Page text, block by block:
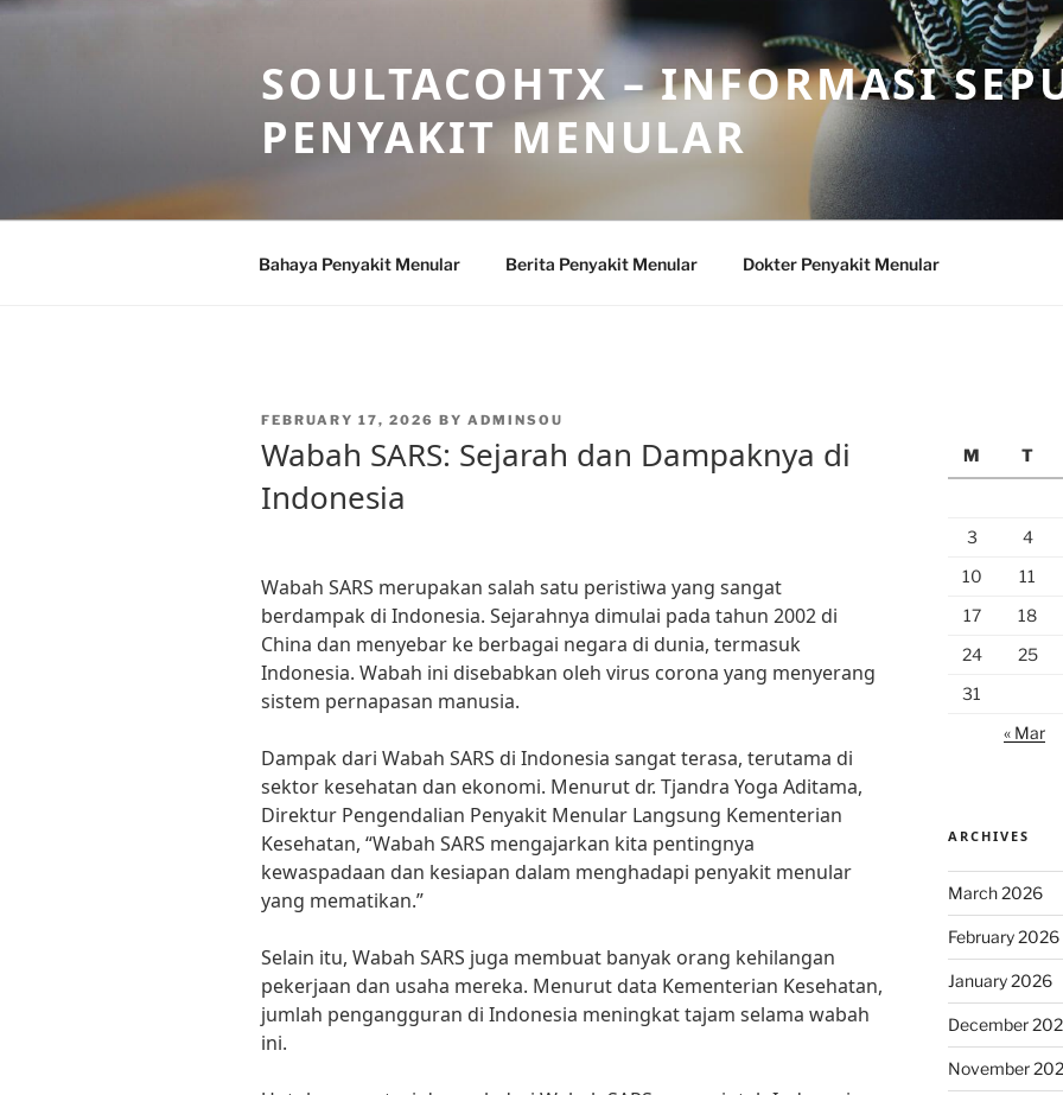
Skip
SOULTACOHTX – INFORMASI
PENYAKIT MENULAR
Bahaya Penyakit Menular Berita Penyakit Menular Dokter Penyakit Menular
POSTED
FEBRUARY 17, 2026 BY ADMINSOU
Wabah SARS: Sejarah dan Dampaknya di
Indonesia
Wabah SARS merupakan salah satu peristiwa yang sangat
berdampak di Indonesia. Sejarahnya dimulai pada tahun 2002 di
China dan menyebar ke berbagai negara di dunia, termasuk
Indonesia. Wabah ini disebabkan oleh virus corona yang menyerang
sistem pernapasan manusia.
Dampak dari Wabah SARS di Indonesia sangat terasa, terutama di
sektor kesehatan dan ekonomi. Menurut dr. Tjandra Yoga Aditama,
Direktur Pengendalian Penyakit Menular Langsung Kementerian
Kesehatan, “Wabah SARS mengajarkan kita pentingnya
kewaspadaan dan kesiapan dalam menghadapi penyakit menular
yang mematikan.”
Selain itu, Wabah SARS juga membuat banyak orang kehilangan
pekerjaan dan usaha mereka. Menurut data Kementerian Kesehatan,
jumlah pengangguran di Indonesia meningkat tajam selama wabah
ini.
M
T
3
4
10
11
17
18
24
25
31
« Mar
ARCHIVES
March 2026
February 2026
January 2026
December
November